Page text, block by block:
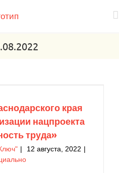
Официально края
нацпроекта
труда»
| 12 августа, 2022 |